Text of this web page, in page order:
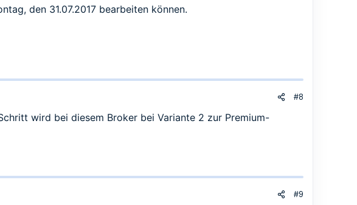
den 31.07.2017 bearbeiten können.
#8
wird bei diesem Broker bei Variante 2 zur Premium-
#9